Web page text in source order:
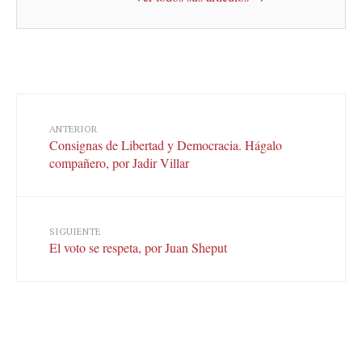
ANTERIOR
Consignas de Libertad y Democracia. Hágalo
compañero, por Jadir Villar
SIGUIENTE
El voto se respeta, por Juan Sheput